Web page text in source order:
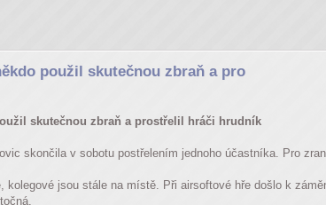
použil skutečnou zbraň a pro
skutečnou zbraň a prostřelil hráči hrudník
skončila v sobotu postřelením jednoho účastníka. Pro
kolegové jsou stále na místě. Při airsoftové hře došlo k